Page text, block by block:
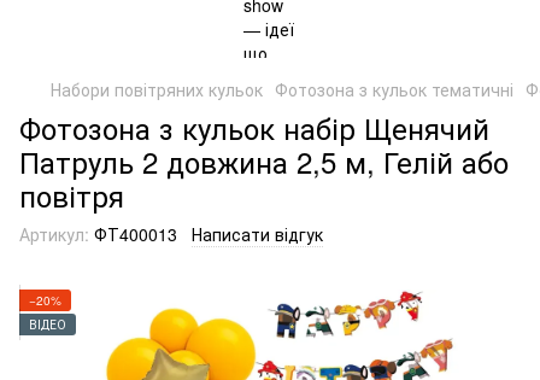
Набори повітряних кульок Фотозона з кульок тематичні
Фотозона з кульок набір Щенячий
Патруль 2 довжина 2,5 м, Гелій або
повітря
Артикул: ФТ400013 Написати відгук
−20%
ВІДЕО